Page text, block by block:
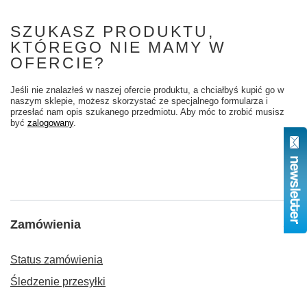
SZUKASZ PRODUKTU,
KTÓREGO NIE MAMY W
OFERCIE?
Jeśli nie znalazłeś w naszej ofercie produktu, a chciałbyś kupić go w
naszym sklepie, możesz skorzystać ze specjalnego formularza i
przesłać nam opis szukanego przedmiotu. Aby móc to zrobić musisz
być zalogowany.
Zamówienia
Status zamówienia
Śledzenie przesyłki